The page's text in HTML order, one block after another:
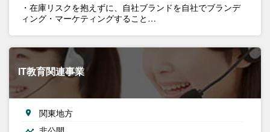
・在庫リスクを抱えずに、自社ブランドを自社でブランデ
ィング・マーケティングすること…
IT教育関連事業
関東地方